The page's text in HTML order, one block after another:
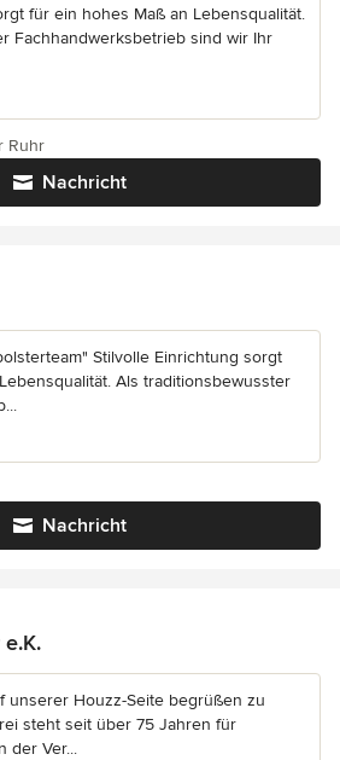
für ein hohes Maß an Lebensqualität.
Fachhandwerksbetrieb sind wir Ihr
Nachricht
Ruhr
Stilvolle Einrichtung sorgt
Als traditionsbewusster
Nachricht
unserer Houzz-Seite begrüßen zu
steht seit über 75 Jahren für
der Ver...